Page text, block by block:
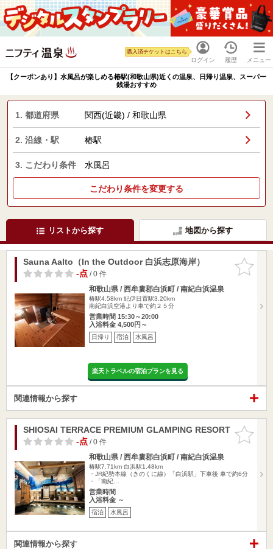
ログイン
購入済チケットはこちら
履歴 メニュー
【クーポンあり】水風呂が楽しめる椿駅(和歌山県)近くの温泉、日帰り温泉、スーパー
銭湯おすすめ
1. 都道府県 関西(近畿) / 和歌山県
2. 沿線・駅 椿駅
3. こだわり条件 水風呂
こだわり条件を変更する
リストから探す 地図から探す
お気に入
りに追加
Sauna Aalto（In the Outdoor 白浜志原海岸）
-点/ 0 件
和歌山県 / 西牟婁郡白浜町 / 南紀白浜温泉
椿駅4.58km 紀伊日置駅3.20km
南紀白浜空港より車で約２５分
営業時間 15:30～20:00
入浴料金 4,500円～
日帰り 宿泊 水風呂
楽天トラベルの宿泊プランを見る
関連情報から探す
お気に入
りに追加
SHIOSAI TERRACE PREMIUM GLAMPING RESORT
-点/ 0 件
和歌山県 / 西牟婁郡白浜町 / 南紀白浜温泉
椿駅7.71km 白浜駅1.48km
・JR紀勢本線（きのくに線）「白浜駅」下車後 車で約6分
・「南紀…
営業時間
入浴料金 ～
宿泊 水風呂
関連情報から探す